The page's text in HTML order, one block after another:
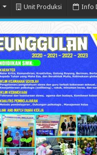
Unit Produksi Info